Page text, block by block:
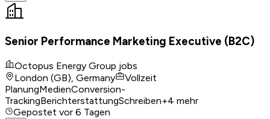
Senior Performance Marketing Executive (B2C)
Octopus Energy Group jobs
London (GB), Germany
Vollzeit
PlanungMedienConversion-
TrackingBerichterstattungSchreiben+4 mehr
Gepostet vor 6 Tagen